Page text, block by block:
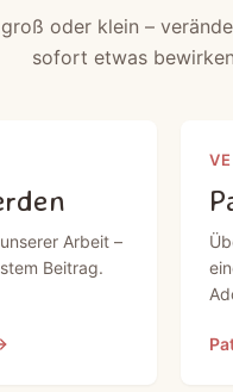
oder klein –
sofort etwas
Arbeit –
Beitrag.